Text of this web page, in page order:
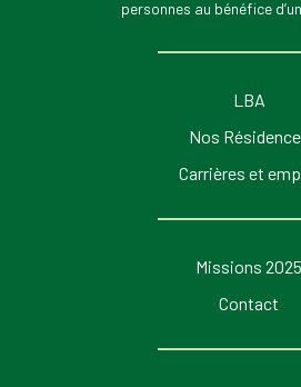
personnes au bénéfice
LBA
Nos
Carrières et
Missions 2025
Contact